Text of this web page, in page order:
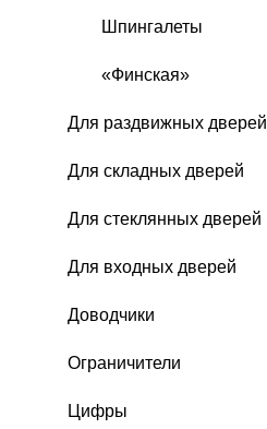
Шпингалеты
«Финская»
Для раздвижных дверей
Для складных дверей
Для стеклянных дверей
Для входных дверей
Доводчики
Ограничители
Цифры